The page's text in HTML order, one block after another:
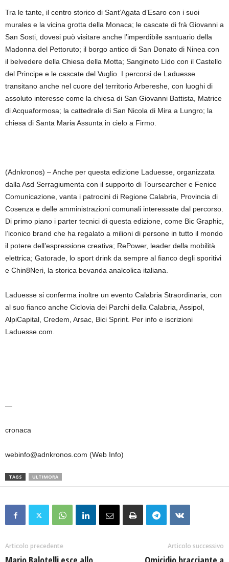
Tra le tante, il centro storico di Sant’Agata d’Esaro con i suoi
murales e la vicina grotta della Monaca; le cascate di frà Giovanni a
San Sosti, dovesi può visitare anche l’imperdibile santuario della
Madonna del Pettoruto; il borgo antico di San Donato di Ninea con
il belvedere della Chiesa della Motta; Sangineto Lido con il Castello
del Principe e le cascate del Vuglio. I percorsi de Laduesse
transitano anche nel cuore del territorio Arbereshe, con luoghi di
assoluto interesse come la chiesa di San Giovanni Battista, Matrice
di Acquaformosa; la cattedrale di San Nicola di Mira a Lungro; la
chiesa di Santa Maria Assunta in cielo a Firmo.
(Adnkronos) – Anche per questa edizione Laduesse, organizzata
dalla Asd Serragiumenta con il supporto di Toursearcher e Fenice
Comunicazione, vanta i patrocini di Regione Calabria, Provincia di
Cosenza e delle amministrazioni comunali interessate dal percorso.
Di primo piano i parter tecnici di questa edizione, come Bic Graphic,
l’iconico brand che ha regalato a milioni di persone in tutto il mondo
il potere dell’espressione creativa; RePower, leader della mobilità
elettrica; Gatorade, lo sport drink da sempre al fianco degli sporitivi
e Chin8Neri, la storica bevanda analcolica italiana.
Laduesse si conferma inoltre un evento Calabria Straordinaria, con
al suo fianco anche Ciclovia dei Parchi della Calabria, Assipol,
AlpiCapital, Credem, Arsac, Bici Sprint. Per info e iscrizioni
Laduesse.com.
—
cronaca
webinfo@adnkronos.com (Web Info)
TAGS ULTIMORA
Articolo precedente Articolo successivo